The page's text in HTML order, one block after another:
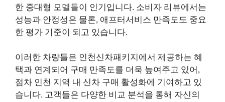
한 중대형 모델들이 인기입니다. 소비자 리뷰에서는
성능과 안정성은 물론, 애프터서비스 만족도도 중요
한 평가 기준이 되고 있습니다.
이러한 차량들은 인천신차패키지에서 제공하는 혜
택과 연계되어 구매 만족도를 더욱 높여주고 있어,
점차 인천 지역 내 신차 구매 활성화에 기여하고 있
습니다. 고객들은 다양한 비교 분석을 통해 자신의